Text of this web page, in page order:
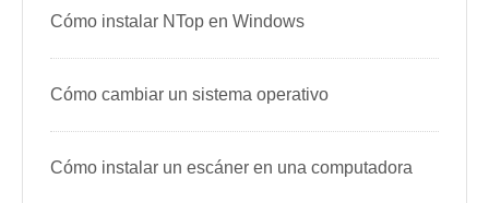
Cómo instalar NTop en Windows
Cómo cambiar un sistema operativo
Cómo instalar un escáner en una computadora